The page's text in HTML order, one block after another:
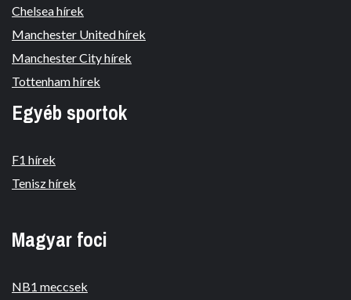
Chelsea hírek
Manchester United hírek
Manchester City hírek
Tottenham hírek
Egyéb sportok
F1 hírek
Tenisz hírek
Magyar foci
NB1 meccsek